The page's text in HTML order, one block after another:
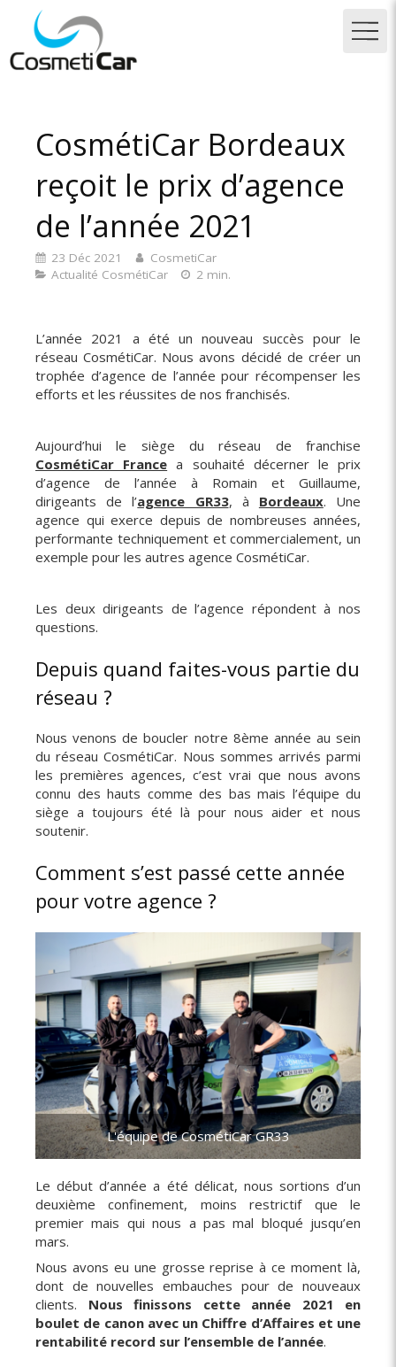
CosmétiCar Bordeaux
reçoit le prix d’agence
de l’année 2021
23 Déc 2021
CosmetiCar
Actualité CosmétiCar
2 min.
L’année 2021 a été un nouveau succès pour le
réseau CosmétiCar. Nous avons décidé de créer un
trophée d’agence de l’année pour récompenser les
efforts et les réussites de nos franchisés.
Aujourd’hui le siège du réseau de franchise
CosmétiCar France a souhaité décerner le prix
d’agence de l’année à Romain et Guillaume,
dirigeants de l’agence GR33, à Bordeaux. Une
agence qui exerce depuis de nombreuses années,
performante techniquement et commercialement, un
exemple pour les autres agence CosmétiCar.
Les deux dirigeants de l’agence répondent à nos
questions.
Depuis quand faites-vous partie du
réseau ?
Nous venons de boucler notre 8ème année au sein
du réseau CosmétiCar. Nous sommes arrivés parmi
les premières agences, c’est vrai que nous avons
connu des hauts comme des bas mais l’équipe du
siège a toujours été là pour nous aider et nous
soutenir.
Comment s’est passé cette année
pour votre agence ?
L'équipe de CosmétiCar GR33
Le début d’année a été délicat, nous sortions d’un
deuxième confinement, moins restrictif que le
premier mais qui nous a pas mal bloqué jusqu’en
mars.
Nous avons eu une grosse reprise à ce moment là,
dont de nouvelles embauches pour de nouveaux
clients. Nous finissons cette année 2021 en
boulet de canon avec un Chiffre d’Affaires et une
rentabilité record sur l’ensemble de l’année.